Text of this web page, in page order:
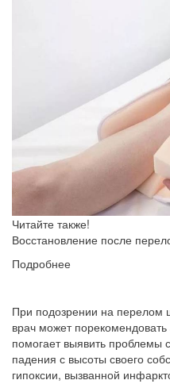
Читайте также!
Восстановление после
Подробнее
При подозрении на
врач может
помогает выявить проблемы
падения с высоты своего
гипоксии, вызванной